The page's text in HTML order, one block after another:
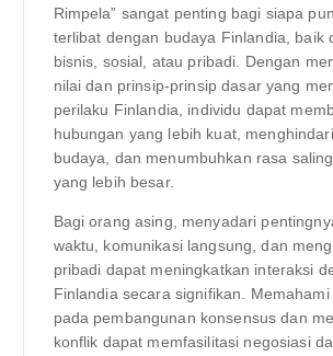
Rimpela” sangat penting bagi siapa
terlibat dengan budaya Finlandia, baik
bisnis, sosial, atau pribadi. Dengan
nilai dan prinsip-prinsip dasar yang
perilaku Finlandia, individu dapat
hubungan yang lebih kuat,
budaya, dan menumbuhkan rasa
yang lebih besar.
Bagi orang asing, menyadari
waktu, komunikasi langsung, dan
pribadi dapat meningkatkan interaksi
Finlandia secara signifikan.
pada pembangunan konsensus dan
konflik dapat memfasilitasi negosiasi